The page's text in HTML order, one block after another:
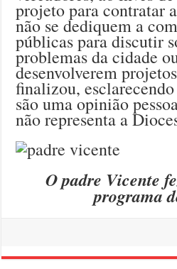
projeto para contratar
não se dediquem a
públicas para discutir
problemas da cidade
desenvolverem
finalizou,
são uma opinião
não representa a
O padre Vicente
programa